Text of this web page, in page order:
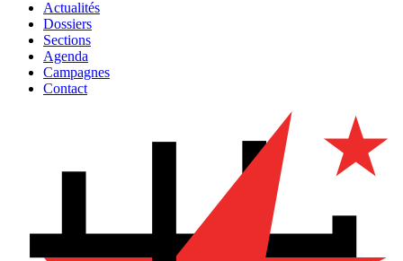
Actualités
Dossiers
Sections
Agenda
Campagnes
Contact